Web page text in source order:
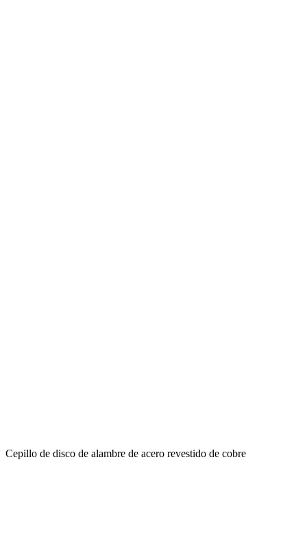
Cepillo de disco de alambre de acero revestido de cobre